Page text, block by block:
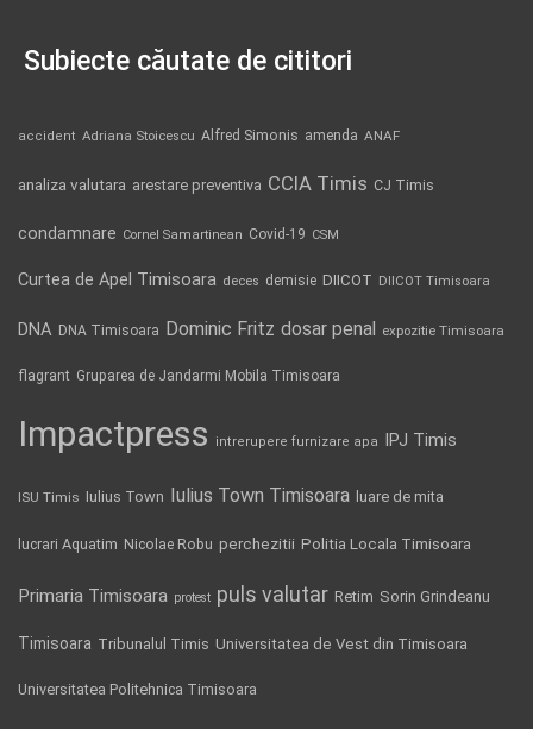
Subiecte căutate de cititori
accident Adriana Stoicescu Alfred Simonis amenda ANAF
analiza valutara arestare preventiva CCIA Timis CJ Timis
condamnare Cornel Samartinean Covid-19 CSM
Curtea de Apel Timisoara deces demisie DIICOT DIICOT Timisoara
DNA DNA Timisoara Dominic Fritz dosar penal expozitie Timisoara
flagrant Gruparea de Jandarmi Mobila Timisoara
Impactpress intrerupere furnizare apa IPJ Timis
ISU Timis Iulius Town Iulius Town Timisoara luare de mita
lucrari Aquatim Nicolae Robu perchezitii Politia Locala Timisoara
Primaria Timisoara protest puls valutar Retim Sorin Grindeanu
Timisoara Tribunalul Timis Universitatea de Vest din Timisoara
Universitatea Politehnica Timisoara